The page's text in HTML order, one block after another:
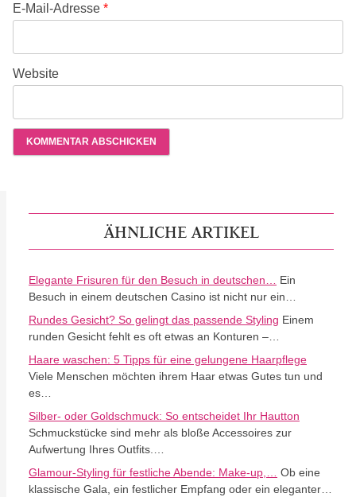
E-Mail-Adresse *
Website
ÄHNLICHE ARTIKEL
Elegante Frisuren für den Besuch in deutschen… Ein
Besuch in einem deutschen Casino ist nicht nur ein…
Rundes Gesicht? So gelingt das passende Styling Einem
runden Gesicht fehlt es oft etwas an Konturen –…
Haare waschen: 5 Tipps für eine gelungene Haarpflege
Viele Menschen möchten ihrem Haar etwas Gutes tun und
es…
Silber- oder Goldschmuck: So entscheidet Ihr Hautton
Schmuckstücke sind mehr als bloße Accessoires zur
Aufwertung Ihres Outfits.…
Glamour-Styling für festliche Abende: Make-up,… Ob eine
klassische Gala, ein festlicher Empfang oder ein eleganter…